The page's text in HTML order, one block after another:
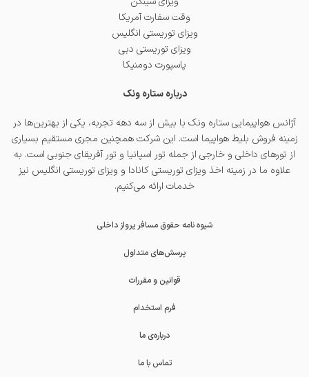
وقت سفارت آمریکا
ویزای توریستی انگلیس
ویزای توریستی دبی
پاسپورت دومنیکا
درباره ستاره ونک
آژانس هواپیمایی ستاره ونک با بیش از سه دهه تجربه، یکی از بهترین‌ها در
زمینه فروش بلیط هواپیما است. این شرکت همچنین مجری مستقیم بسیاری
از تورهای داخلی و خارجی از جمله تور اسپانیا و تور آفریقای جنوبی است. به
علاوه ما در زمینه اخذ ویزای توریستی کانادا و ویزای توریستی انگلیس نیز
خدمات ارائه می‌کنیم.
شیوه نامه حقوق مسافر پرواز داخلی
پرسش‌های متداول
قوانین و مقررات
فرم استخدام
درباره‌ی ما
تماس با ما